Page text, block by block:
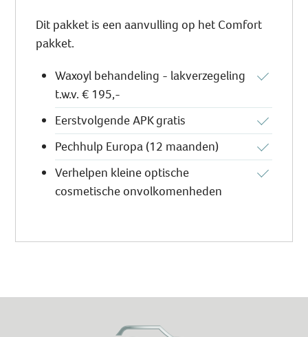
Dit pakket is een aanvulling op het Comfort
pakket.
Waxoyl behandeling - lakverzegeling
t.w.v. € 195,-
Eerstvolgende APK gratis
Pechhulp Europa (12 maanden)
Verhelpen kleine optische
cosmetische onvolkomenheden